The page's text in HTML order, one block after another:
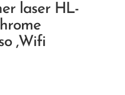
laser HL-
,Wifi